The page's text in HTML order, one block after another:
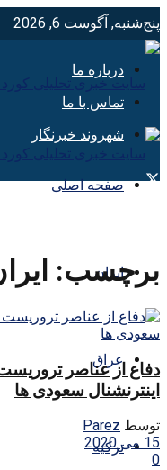
پنج‌شنبه, آگوست 6, 2026
درباره ما
تماس با ما
شهروند خبرنگار
صفحه اصلی
ایران
عراق
ترکیه
برچسب:
دفاع از عناصر
اینترنشنال سعودی ها
توسط Parez
15 می 2020
0